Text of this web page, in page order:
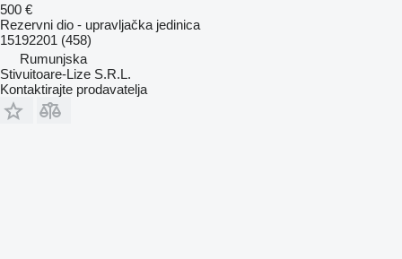
500 €
Rezervni dio - upravljačka jedinica
15192201 (458)
Rumunjska
Stivuitoare-Lize S.R.L.
Kontaktirajte prodavatelja